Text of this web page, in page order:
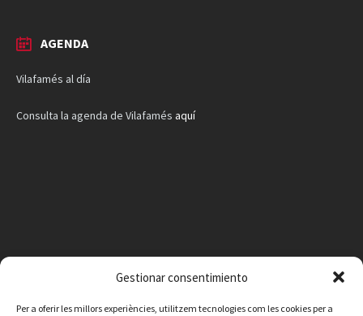
Gestionar consentimiento
Per a oferir les millors experiències, utilitzem tecnologies com les cookies per a
AGENDA
Vilafamés al día
Consulta la agenda de Vilafamés aquí